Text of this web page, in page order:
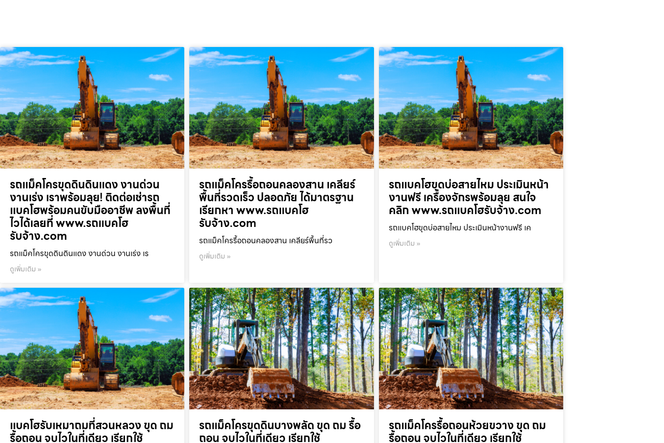
รถแม็คโครขุดดินดินแดง งานด่วน
งานเร่ง เราพร้อมลุย! ติดต่อเช่ารถ
แบคโฮพร้อมคนขับมืออาชีพ ลงพื้นที่
ไวได้เลยที่ www.รถแบคโฮ
รับจ้าง.com
รถแม็คโครขุดดินดินแดง งานด่วน งานเร่ง เร
ดูเพิ่มเติม »
รถแม็คโครรื้อถอนคลองสาน เคลียร์
พื้นที่รวดเร็ว ปลอดภัย ได้มาตรฐาน
เรียกหา www.รถแบคโฮ
รับจ้าง.com
รถแม็คโครรื้อถอนคลองสาน เคลียร์พื้นที่รว
ดูเพิ่มเติม »
รถแบคโฮขุดบ่อสายไหม ประเมินหน้า
งานฟรี เครื่องจักรพร้อมลุย สนใจ
คลิก www.รถแบคโฮรับจ้าง.com
รถแบคโฮขุดบ่อสายไหม ประเมินหน้างานฟรี เค
ดูเพิ่มเติม »
แบคโฮรับเหมาถมที่สวนหลวง ขุด ถม
รื้อถอน จบไวในที่เดียว เรียกใช้
รถแม็คโครขุดดินบางพลัด ขุด ถม รื้อ
ถอน จบไวในที่เดียว เรียกใช้
รถแม็คโครรื้อถอนห้วยขวาง ขุด ถม
รื้อถอน จบไวในที่เดียว เรียกใช้